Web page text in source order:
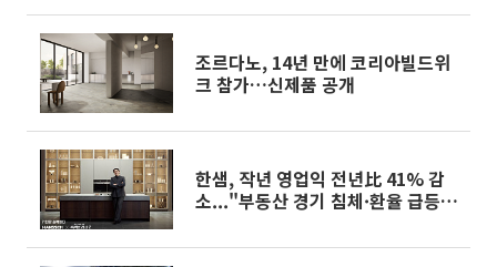
조르다노, 14년 만에 코리아빌드위
크 참가…신제품 공개
한샘, 작년 영업익 전년比 41% 감
소..."부동산 경기 침체·환율 급등